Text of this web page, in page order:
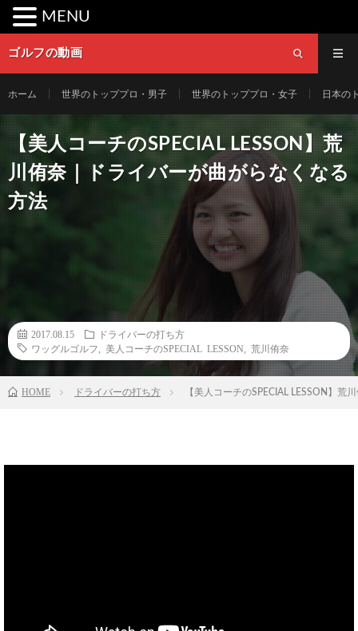
ゴルフの動画
ホーム 世界のトッププロ・男子 世界のトッププロ・女子 日本の
【美人コーチのSPECIAL LESSON】荒
川侑奈｜ドライバーが曲がらなくなる
方法
2017.08.15
ドライバーの打ち方
ワッグルゴルフ
美人コーチのSPECIAL LESSON 荒川侑奈
HOME ドライバーの打ち方 【美人コーチのSPECIAL LESSON】荒
MENU